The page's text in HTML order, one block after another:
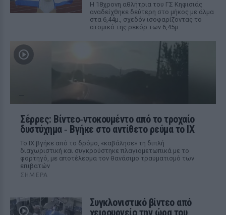
Η 18χρονη αθλήτρια του ΓΣ Κηφισιάς
αναδείχθηκε δεύτερη στο μήκος με άλμα
στα 6,44μ., σχεδόν ισοφαρίζοντας το
ατομικό της ρεκόρ των 6,45μ.
Σέρρες: Βίντεο‑ντοκουμέντο από το τροχαίο
δυστύχημα ‑ Βγήκε στο αντίθετο ρεύμα το ΙΧ
Το ΙΧ βγήκε από το δρόμο, «καβάλησε» τη διπλή
διαχωριστική και συγκρούστηκε πλαγιομετωπικά με το
φορτηγό, με αποτέλεσμα τον θανάσιμο τραυματισμό των
επιβατών
ΣΉΜΕΡΑ
Συγκλονιστικό βίντεο από
χειρουργείο την ώρα του